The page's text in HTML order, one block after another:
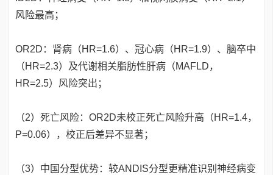
风险最高；
OR2D：肾病（HR=1.6）、冠心病（HR=1.9）、脑卒中
（HR=2.3）及代谢相关脂肪性肝病（MAFLD，
HR=2.5）风险突出；
（2）死亡风险：OR2D未校正死亡风险升高（HR=1.4，
P=0.06），校正后差异不显著；
（3）中国分型优势：较ANDIS分型更精准识别神经病变